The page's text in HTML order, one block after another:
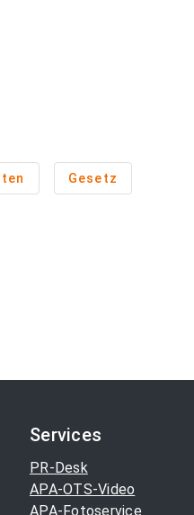
Gesetz
Services
PR-Desk
APA-OTS-Video
APA-Fotoservice